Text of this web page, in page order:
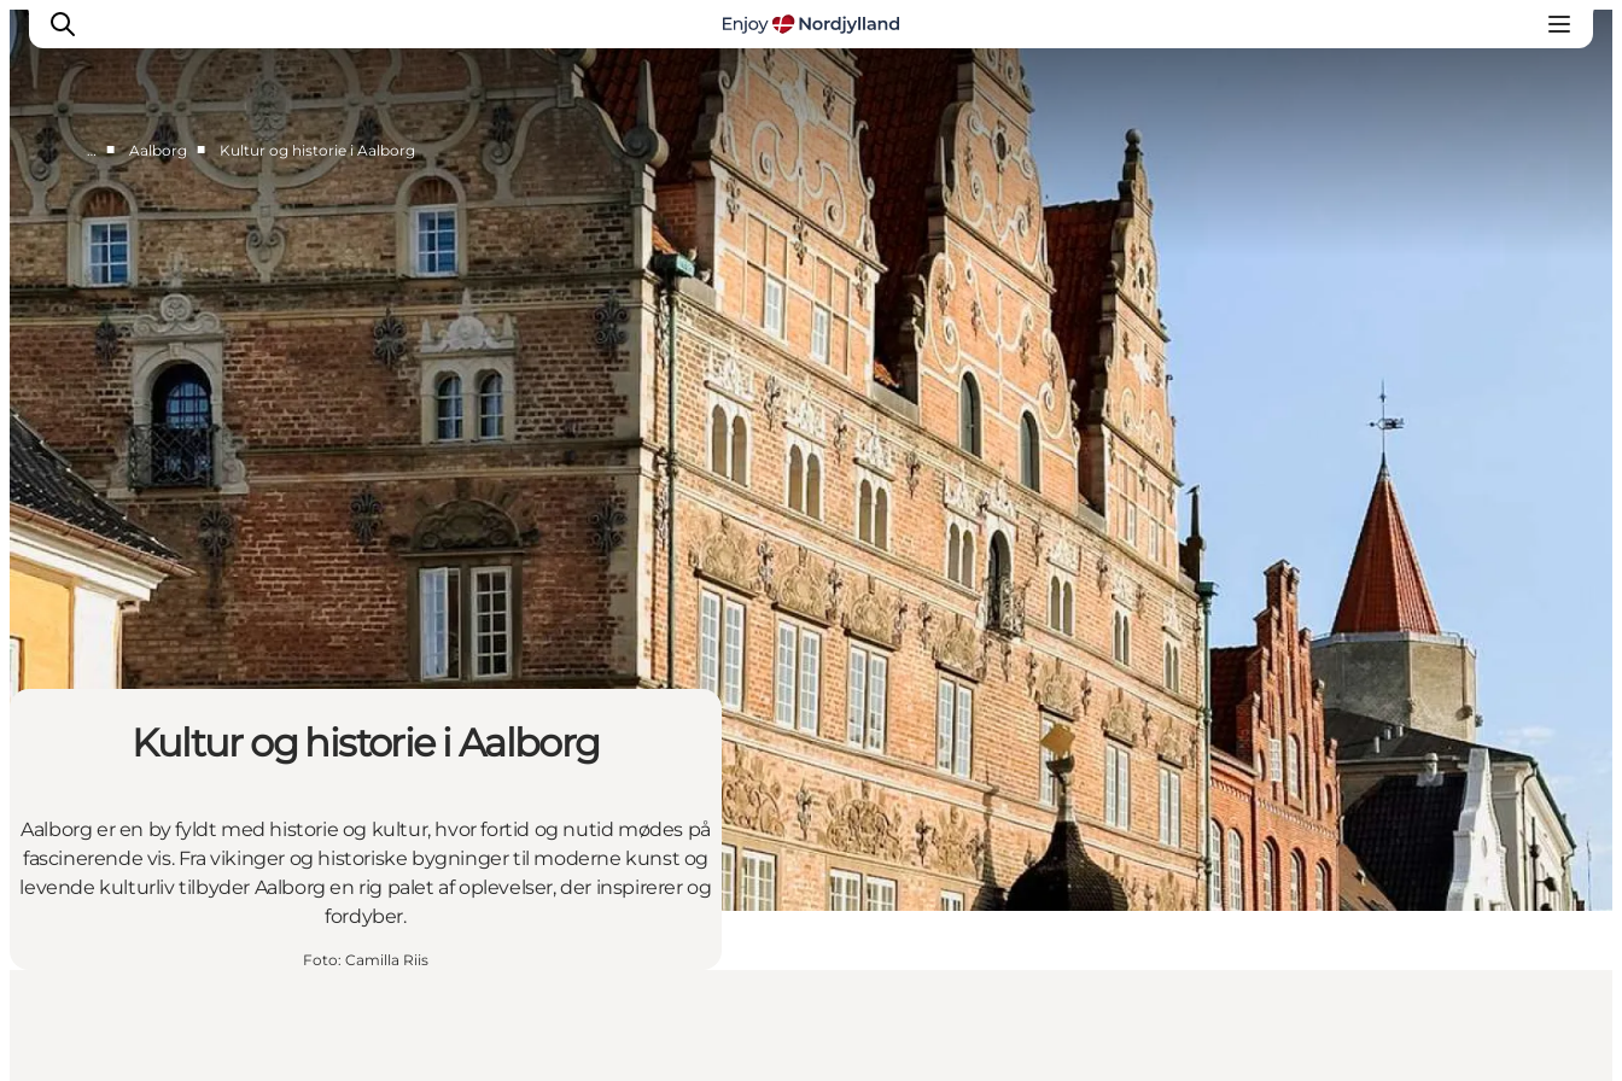
Byer og steder
Læsø
Kattegat
Aalborg
Skagen
… ■ Aalborg ■ Kultur og historie i Aalborg
Kultur og historie i Aalborg
Aalborg er en by fyldt med historie og kultur, hvor fortid og nutid mødes på
fascinerende vis. Fra vikinger og historiske bygninger til moderne kunst og
levende kulturliv tilbyder Aalborg en rig palet af oplevelser, der inspirerer og
fordyber.
Foto: Camilla Riis